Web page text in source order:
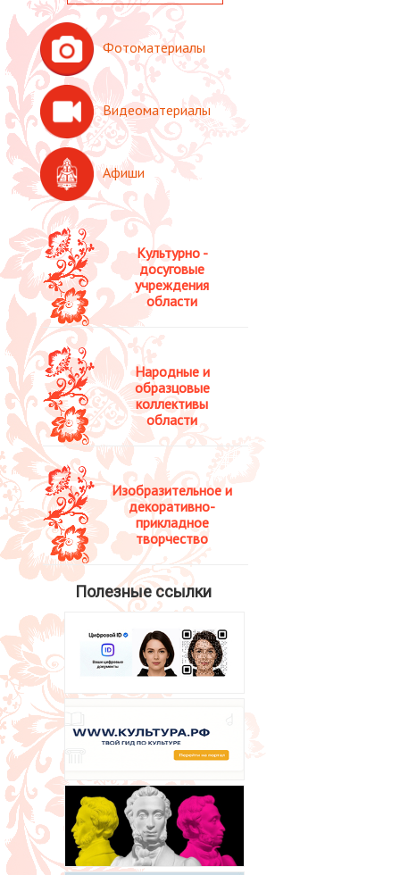
Культурно -
досуговые
учреждения
области
Народные и
образцовые
коллективы
области
Изобразительное и
декоративно-
прикладное
творчество
Полезные ссылки
Фотоматериалы
Видеоматериалы
Афиши